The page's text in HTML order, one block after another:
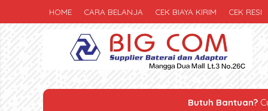
HOME CARA BELANJA CEK BIAYA KIRIM CEK RESI
Butuh Bantuan?